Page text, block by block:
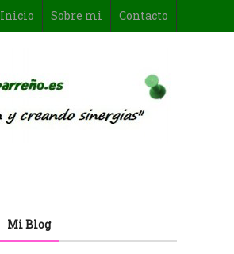
Inicio Sobre mi Contacto
Mi Blog